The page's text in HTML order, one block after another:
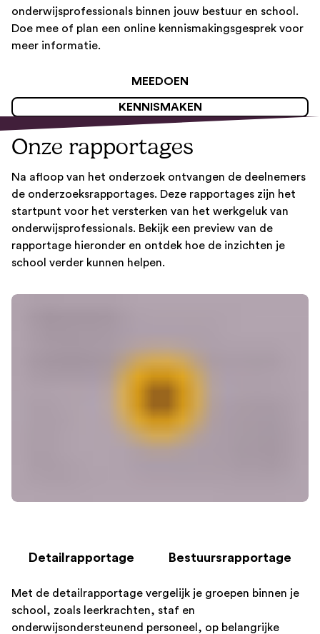
onderwijsprofessionals binnen jouw bestuur en school.
Doe mee of plan een online kennismakingsgesprek voor
meer informatie.
MEEDOEN
KENNISMAKEN
Onze rapportages
Na afloop van het onderzoek ontvangen de deelnemers
de onderzoeksrapportages. Deze rapportages zijn het
startpunt voor het versterken van het werkgeluk van
onderwijsprofessionals. Bekijk een preview van de
rapportage hieronder en ontdek hoe de inzichten je
school verder kunnen helpen.
Detailrapportage Bestuursrapportage
Met de detailrapportage vergelijk je groepen binnen je
school, zoals leerkrachten, staf en
onderwijsondersteunend personeel, op belangrijke